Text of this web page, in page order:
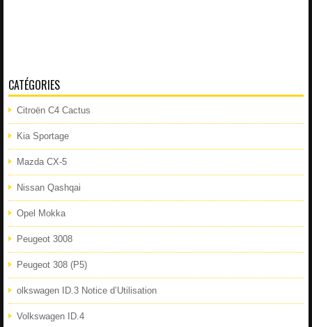
CATÉGORIES
Citroën C4 Cactus
Kia Sportage
Mazda CX-5
Nissan Qashqai
Opel Mokka
Peugeot 3008
Peugeot 308 (P5)
olkswagen ID.3 Notice d’Utilisation
Volkswagen ID.4